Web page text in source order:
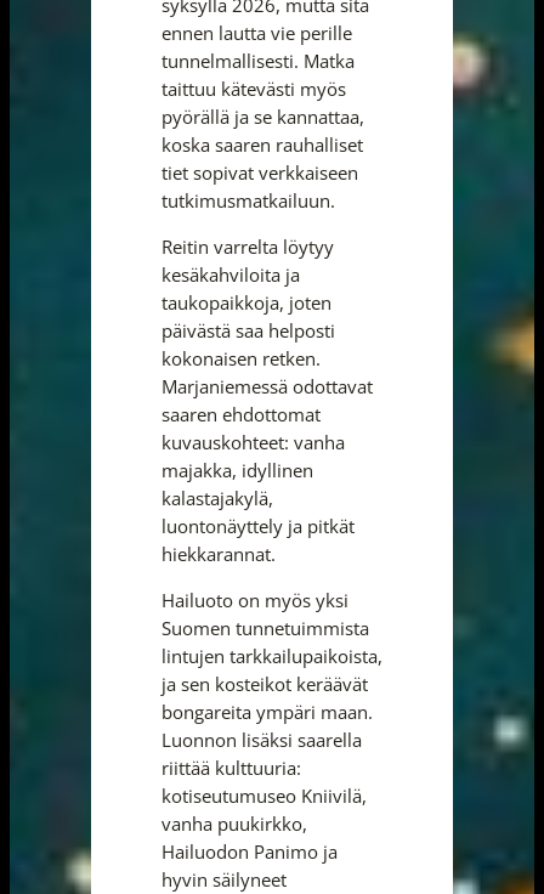
syksyllä 2026, mutta sitä
ennen lautta vie perille
tunnelmallisesti. Matka
taittuu kätevästi myös
pyörällä ja se kannattaa,
koska saaren rauhalliset
tiet sopivat verkkaiseen
tutkimusmatkailuun.
Reitin varrelta löytyy
kesäkahviloita ja
taukopaikkoja, joten
päivästä saa helposti
kokonaisen retken.
Marjaniemessä odottavat
saaren ehdottomat
kuvauskohteet: vanha
majakka, idyllinen
kalastajakylä,
luontonäyttely ja pitkät
hiekkarannat.
Hailuoto on myös yksi
Suomen tunnetuimmista
lintujen tarkkailupaikoista,
ja sen kosteikot keräävät
bongareita ympäri maan.
Luonnon lisäksi saarella
riittää kulttuuria:
kotiseutumuseo Kniivilä,
vanha puukirkko,
Hailuodon Panimo ja
hyvin säilyneet